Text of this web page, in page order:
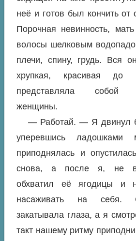
неё и готов был кончить от
Порочная невинность,
волосы шелковым
плечи, спину, грудь. Вся
хрупкая, красивая до
представляла собой
женщины.
— Работай. — Я двинул
уперевшись
приподнялась и
снова, а после я, не
обхватил её ягодицы и
насаживать на себя.
закатывала глаза, а я
такт нашему ритму